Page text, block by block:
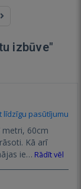
izbūve"
līdzīgu pasūtījumu
metri, 60cm
Kā arī
ie… Rādīt vēl